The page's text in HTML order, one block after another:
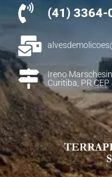
(41) 3364-
Ireno
Curitiba, PR